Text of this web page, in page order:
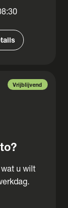
Vrijblijvend
u wilt